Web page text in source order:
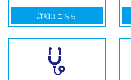
詳細はこちら